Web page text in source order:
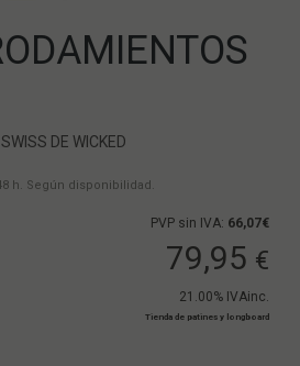
DE WICKED
h. Según disponibilidad.
PVP sin IVA: 66,07€
79,95 €
21.00% IVAinc.
Tienda de patines y longboard